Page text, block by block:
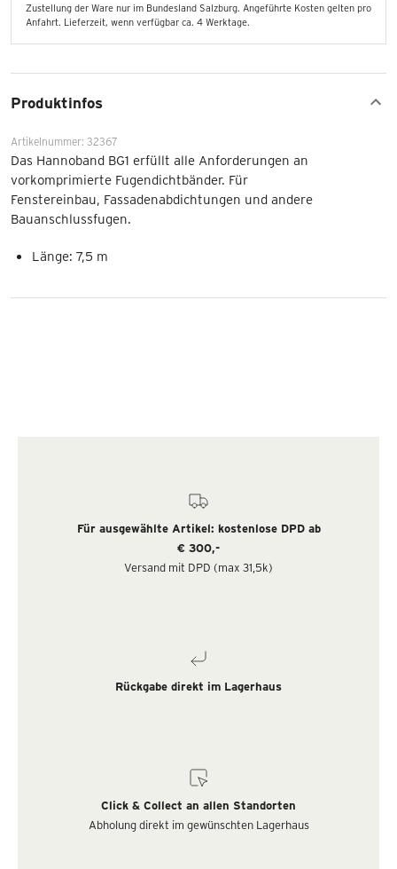
Zustellung der Ware nur im Bundesland Salzburg. Angeführte Kosten gelten pro
Anfahrt. Lieferzeit, wenn verfügbar ca. 4 Werktage.
Produktinfos
Artikelnummer: 32367
Das Hannoband BG1 erfüllt alle Anforderungen an
vorkomprimierte Fugendichtbänder. Für
Fenstereinbau, Fassadenabdichtungen und andere
Bauanschlussfugen.
Länge: 7,5 m
Für ausgewählte Artikel: kostenlose DPD ab
€ 300,-
Versand mit DPD (max 31,5k)
Rückgabe direkt im Lagerhaus
Click & Collect an allen Standorten
Abholung direkt im gewünschten Lagerhaus